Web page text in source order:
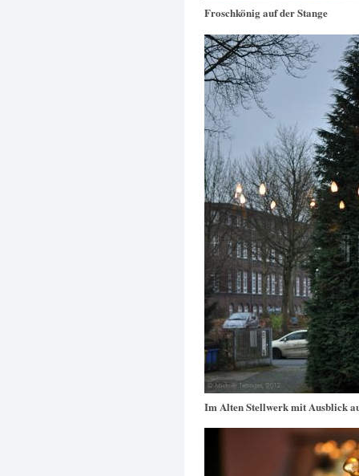
Froschkönig auf der Stange
Im Alten Stellwerk mit Ausblick